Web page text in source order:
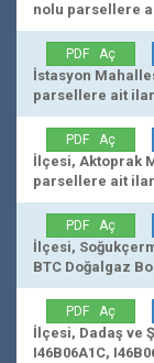
nolu parsellere
PDF Aç
İstasyon
parsellere ait
PDF Aç
İlçesi, Aktoprak
parsellere ait
PDF Aç
İlçesi,
BTC Doğalgaz
PDF Aç
İlçesi, Dadaş ve
I46B06A1C,